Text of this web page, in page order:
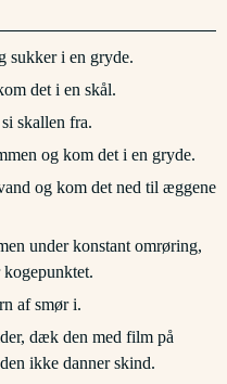
sukker i en gryde.
det i en skål.
skallen fra.
og kom det i en gryde.
og kom det ned til æggene
under konstant omrøring,
af smør i.
dæk den med film på
ikke danner skind.